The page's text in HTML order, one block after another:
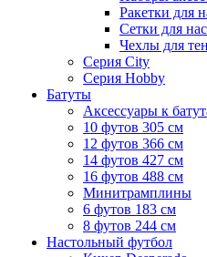
Ракетки для
Сетки для
Чехлы для
Серия City
Серия Hobby
Батуты
Аксессуары к
10 футов 305 см
12 футов 366 см
14 футов 427 см
16 футов 488 см
Минитрамплины
6 футов 183 см
8 футов 244 см
Настольный футбол